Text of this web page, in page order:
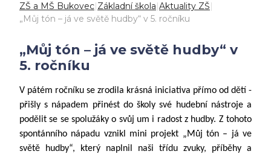
ZŠ a MŠ Bukovec|Základní škola|Aktuality ZŠ|
„Můj tón – já ve světě hudby“ v 5. ročníku
„Můj tón – já ve světě hudby“ v
5. ročníku
V pátém ročníku se zrodila krásná iniciativa přímo od dětí -
přišly s nápadem přinést do školy své hudební nástroje a
podělit se se spolužáky o svůj um i radost z hudby. Z tohoto
spontánního nápadu vznikl mini projekt „Můj tón – já ve
světě hudby“, který naplnil naši třídu zvuky, příběhy a